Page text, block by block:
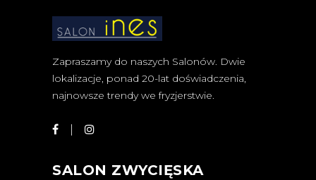
Zapraszamy do naszych Salonów. Dwie
lokalizacje, ponad 20-lat doświadczenia,
najnowsze trendy we fryzjerstwie.
SALON ZWYCIĘSKA